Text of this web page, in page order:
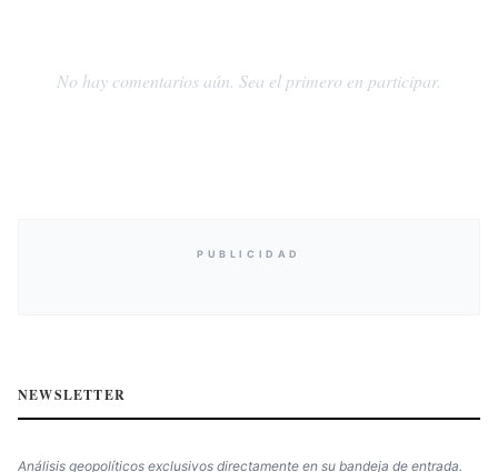
No hay comentarios aún. Sea el primero en participar.
PUBLICIDAD
NEWSLETTER
Análisis geopolíticos exclusivos directamente en su bandeja de entrada.